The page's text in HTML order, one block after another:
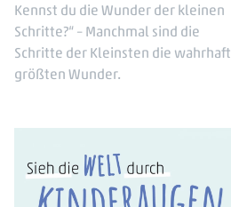
Kennst du die Wunder der kleinen
Schritte?“ – Manchmal sind die
Schritte der Kleinsten die wahrhaft
größten Wunder.